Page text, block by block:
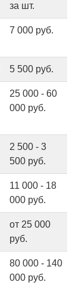
за шт.
7 000 руб.
5 500 руб.
25 000 - 60
000 руб.
2 500 - 3
500 руб.
11 000 - 18
000 руб.
от 25 000
руб.
80 000 - 140
000 руб.